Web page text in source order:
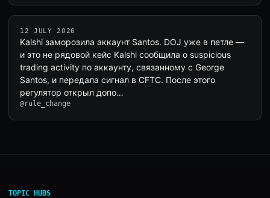
12 JULY 2026
Kalshi заморозила аккаунт Santos. DOJ уже в петле —
и это не рядовой кейс Kalshi сообщила о suspicious
trading activity по аккаунту, связанному с George
Santos, и передала сигнал в CFTC. После этого
регулятор открыл допо…
@rule_change
TOPIC HUBS